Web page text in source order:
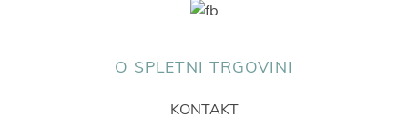
O SPLETNI TRGOVINI
KONTAKT